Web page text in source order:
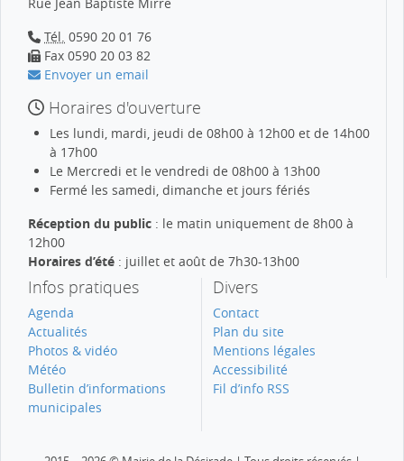
Tél. 0590 20 01 76
Fax 0590 20 03 82
Envoyer un email
Horaires d'ouverture
Les lundi, mardi, jeudi de 08h00 à 12h00 et de 14h00
à 17h00
Le Mercredi et le vendredi de 08h00 à 13h00
Fermé les samedi, dimanche et jours fériés
Réception du public : le matin uniquement de 8h00 à
12h00
Horaires d’été : juillet et août de 7h30-13h00
Infos pratiques
Agenda
Actualités
Photos & vidéo
Météo
Bulletin d’informations
municipales
Divers
Contact
Plan du site
Mentions légales
Accessibilité
Fil d’info RSS